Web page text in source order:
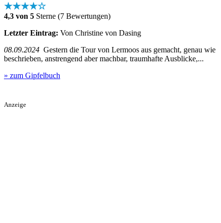
★★★★☆
4,3 von 5 Sterne (7 Bewertungen)
Letzter Eintrag: Von Christine von Dasing
08.09.2024 Gestern die Tour von Lermoos aus gemacht, genau wie
beschrieben, anstrengend aber machbar, traumhafte Ausblicke,...
» zum Gipfelbuch
Anzeige